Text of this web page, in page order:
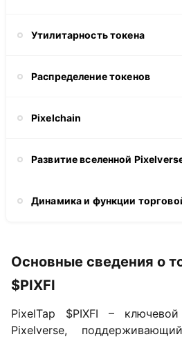
Утилитарность токена
Распределение токенов
Pixelchain
Развитие вселенной
Динамика и функции
Основные сведения о
$PIXFI
PixelTap $PIXFI –
Pixelverse,